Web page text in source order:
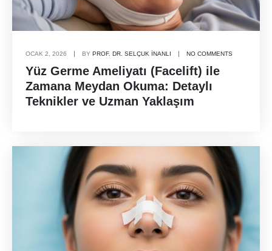
OCAK 2, 2026 BY PROF. DR. SELÇUK İNANLI NO COMMENTS
Yüz Germe Ameliyatı (Facelift) ile
Zamana Meydan Okuma: Detaylı
Teknikler ve Uzman Yaklaşım